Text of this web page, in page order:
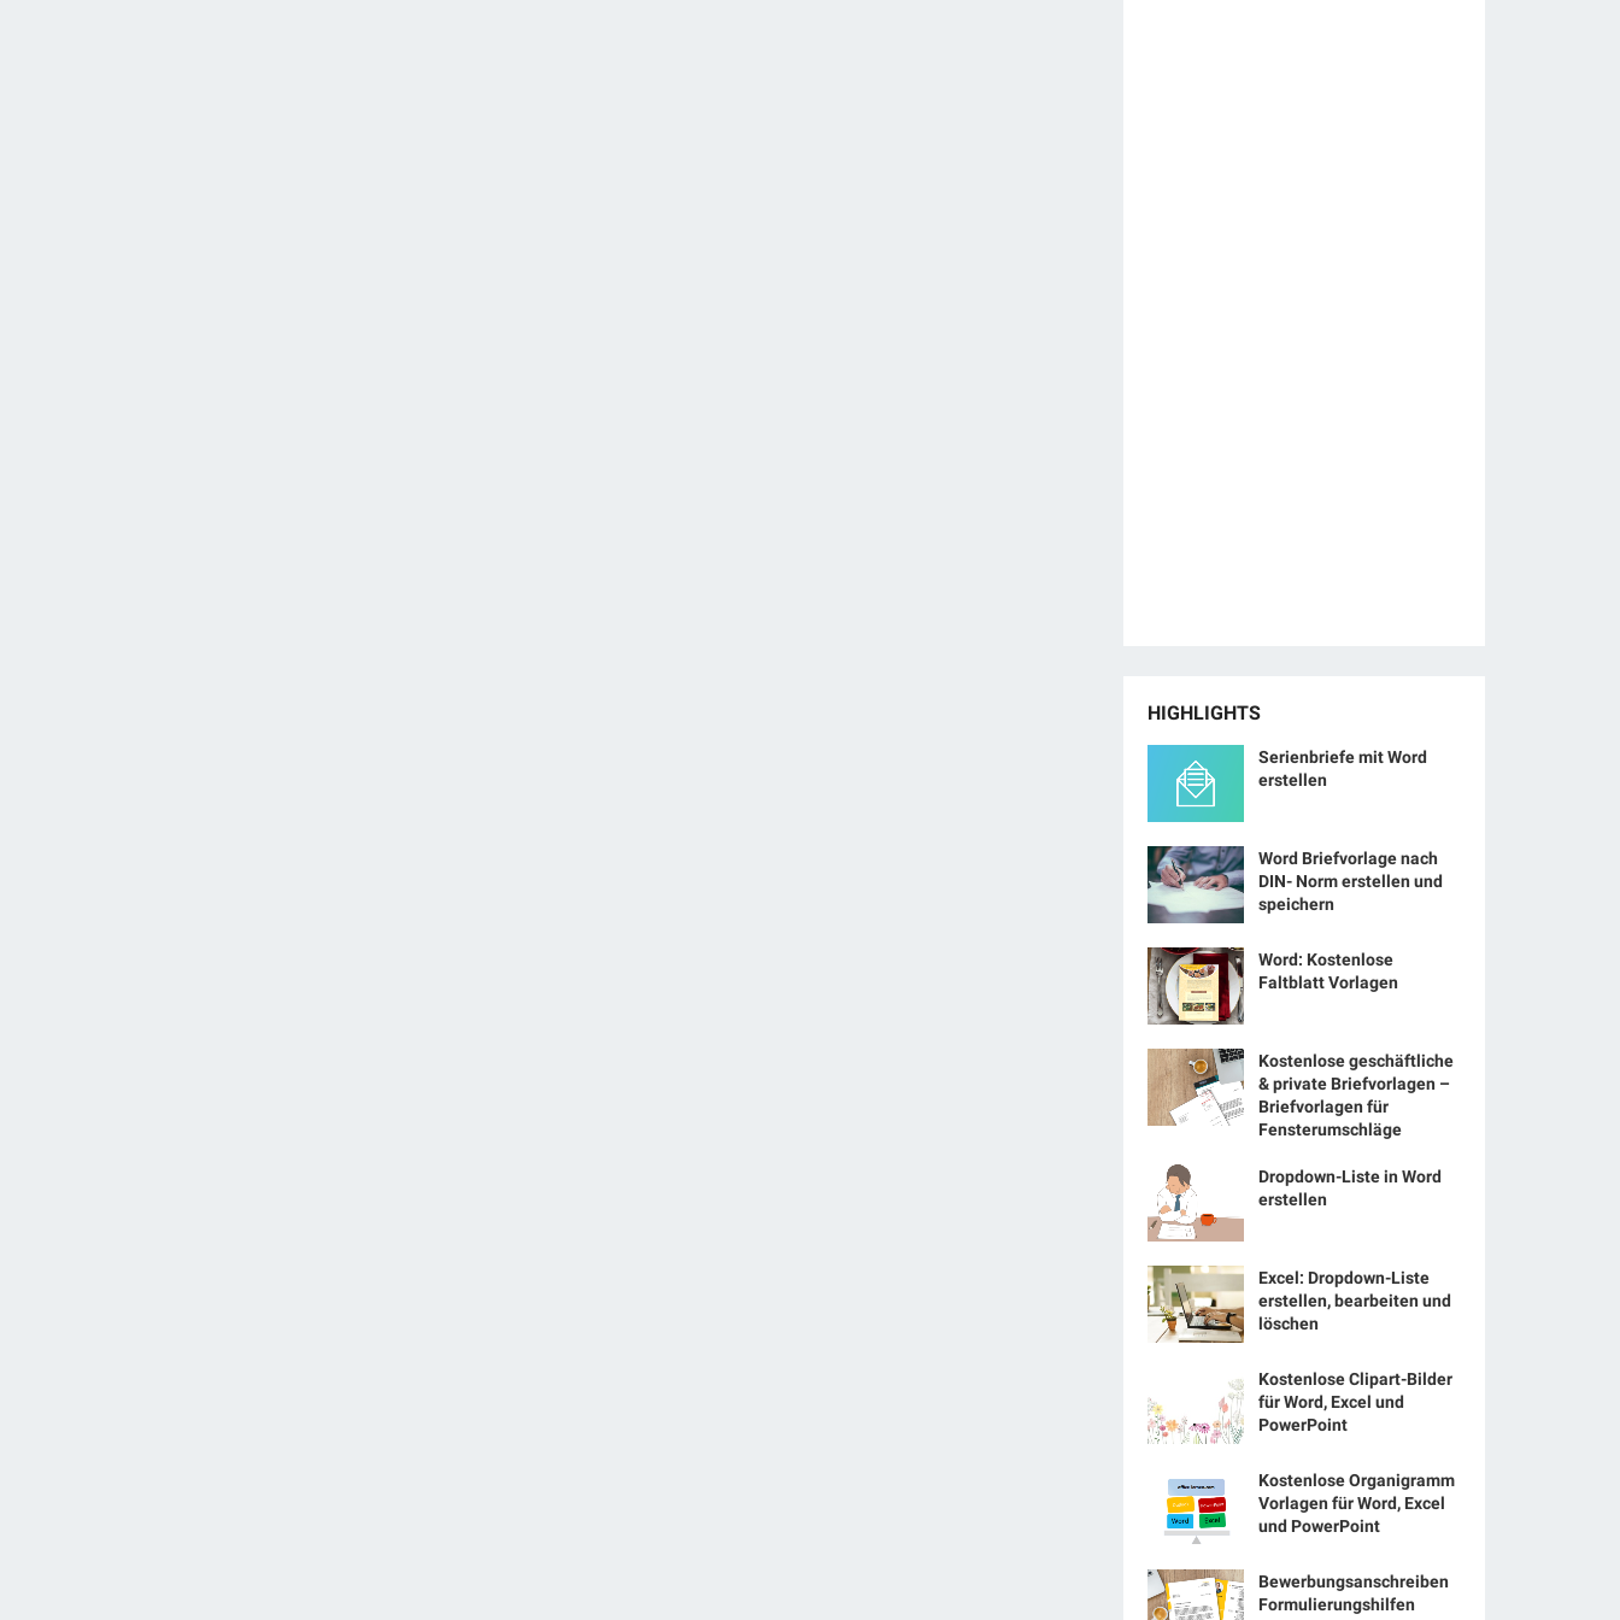
HIGHLIGHTS
Serienbriefe mit Word
erstellen
Word Briefvorlage nach
DIN- Norm erstellen und
speichern
Word: Kostenlose
Faltblatt Vorlagen
Kostenlose geschäftliche
& private Briefvorlagen –
Briefvorlagen für
Fensterumschläge
Dropdown-Liste in Word
erstellen
Excel: Dropdown-Liste
erstellen, bearbeiten und
löschen
Kostenlose Clipart-Bilder
für Word, Excel und
PowerPoint
Kostenlose Organigramm
Vorlagen für Word, Excel
und PowerPoint
Bewerbungsanschreiben
Formulierungshilfen